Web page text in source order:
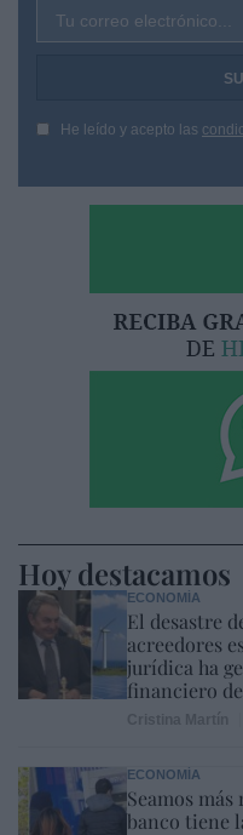
Tu correo electrónico...
He leído y acepto las
Hoy destacamos
ECONOMÍA
El desastre
acreedores
jurídica ha
financiero
ECONOMÍA
Seamos
banco tiene